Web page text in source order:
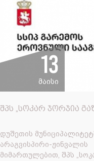
13
მაისი
შპს „სოკარ ჯორჯია
გადაწყვეტილება
დუშეთის
არაგვისპირი-ჟინვალის
მიმართულებით, შპს